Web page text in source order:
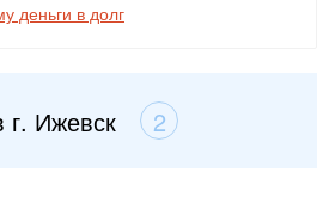
деньги в долг
г. Ижевск 2